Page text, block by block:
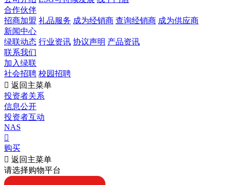
合作伙伴
招商加盟 礼品服务 成为经销商 查询经销商 成为供应商
新闻中心
绿联动态 行业资讯 协议声明 产品资讯
联系我们
加入绿联
社会招聘 校园招聘
 返回主菜单
投资者关系
信息公开
投资者互动
NAS

购买
 返回主菜单
请选择购物平台